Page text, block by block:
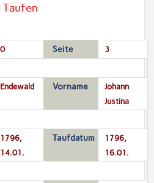
Taufen
0 Seite 3
Endewald Vorname
Johann
Justina
1796,
14.01.
Taufdatum
1796,
16.01.